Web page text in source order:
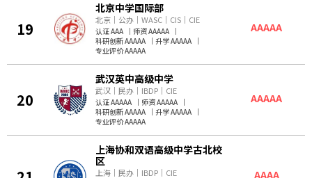
19
北京中学国际部
北京 ｜ 公办 ｜WASC ｜ CIS ｜ CIE
认证 AAA ｜ 师资 AAAAA ｜
科研创新 AAAAA ｜升学 AAAAA ｜
专业评价 AAAAA
AAAAA
20
武汉英中高级中学
武汉 ｜ 民办 ｜ IBDP ｜ CIE
认证 AAAAA ｜ 师资 AAAAA ｜
科研创新 AAAAA ｜升学 AAAAA ｜
专业评价 AAAAA
AAAAA
上海协和双语高级中学古北校
区
上海 ｜ 民办 ｜ IBDP ｜ CIE AAAA